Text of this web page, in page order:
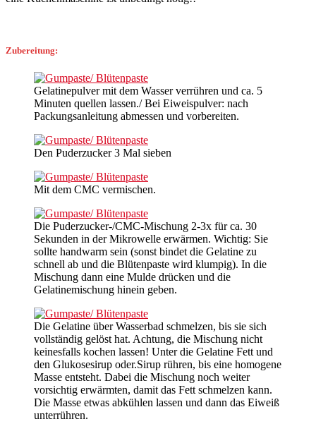
Zubereitung:
Gelatinepulver mit dem Wasser verrühren und ca. 5
Minuten quellen lassen./ Bei Eiweispulver: nach
Packungsanleitung abmessen und vorbereiten.
Den Puderzucker 3 Mal sieben
Mit dem CMC vermischen.
Die Puderzucker-/CMC-Mischung 2-3x für ca. 30
Sekunden in der Mikrowelle erwärmen. Wichtig: Sie
sollte handwarm sein (sonst bindet die Gelatine zu
schnell ab und die Blütenpaste wird klumpig). In die
Mischung dann eine Mulde drücken und die
Gelatinemischung hinein geben.
Die Gelatine über Wasserbad schmelzen, bis sie sich
vollständig gelöst hat. Achtung, die Mischung nicht
keinesfalls kochen lassen! Unter die Gelatine Fett und
den Glukosesirup oder.Sirup rühren, bis eine homogene
Masse entsteht. Dabei die Mischung noch weiter
vorsichtig erwärmten, damit das Fett schmelzen kann.
Die Masse etwas abkühlen lassen und dann das Eiweiß
unterrühren.